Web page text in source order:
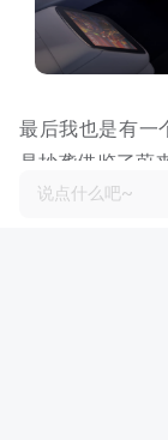
最后我也是有一
是抄袭借鉴了蔚
车的概念车型，
说点什么吧~